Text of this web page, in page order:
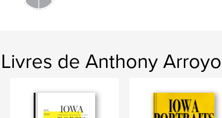
Livres de Anthony Arroyo